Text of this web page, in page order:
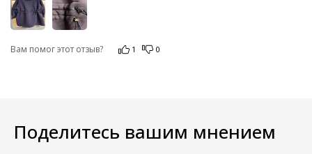
Вам помог этот отзыв? 1 0
Поделитесь вашим мнением